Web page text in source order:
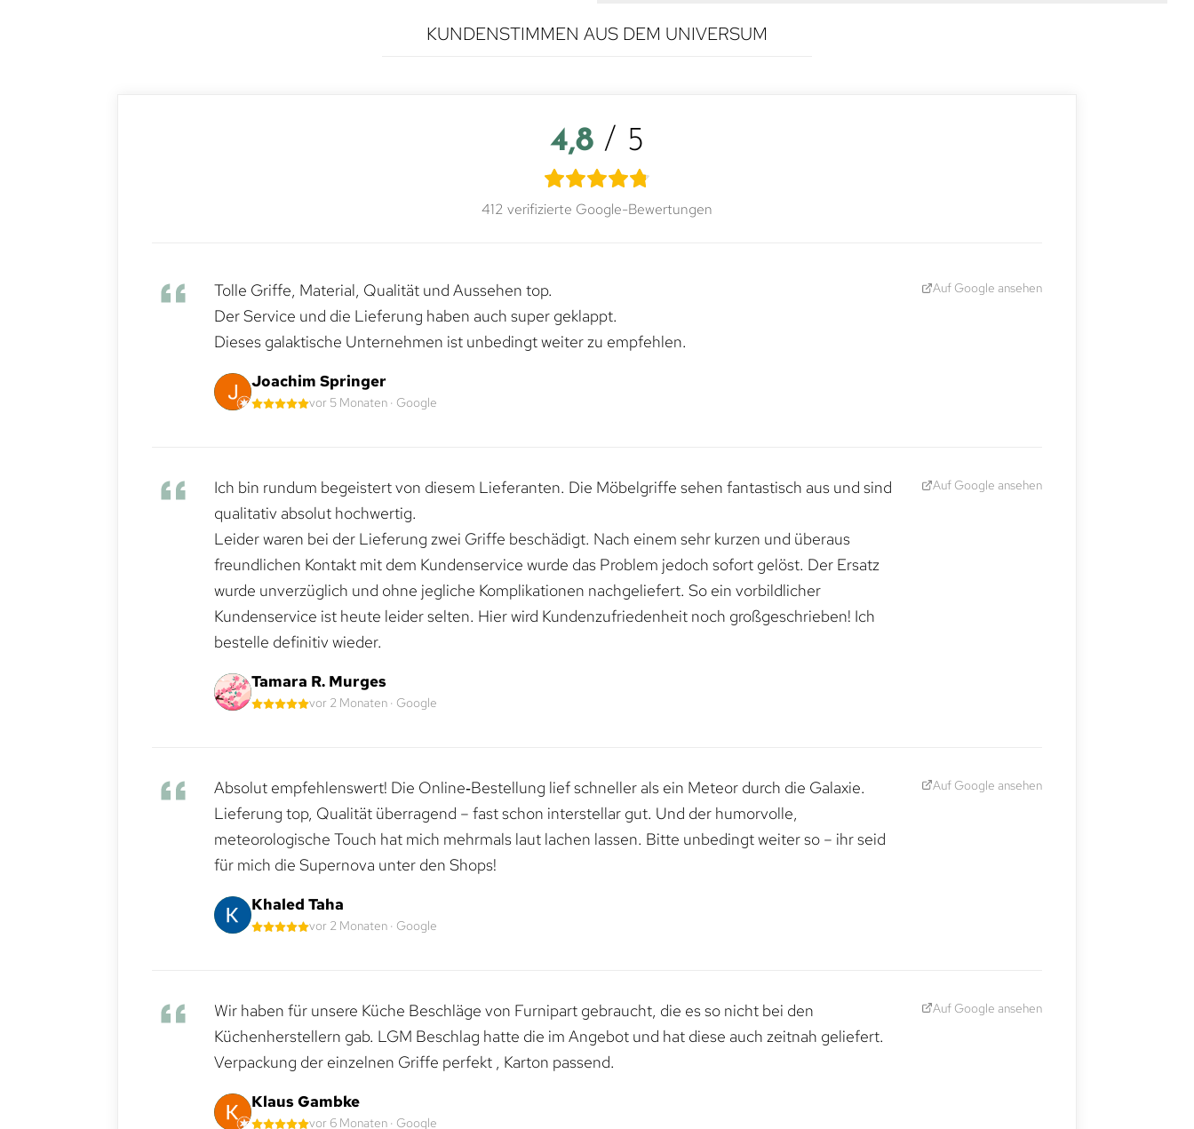
KUNDENSTIMMEN AUS DEM UNIVERSUM
4,8 / 5
412 verifizierte Google-Bewertungen
Tolle Griffe, Material, Qualität und Aussehen top.
Der Service und die Lieferung haben auch super geklappt.
Dieses galaktische Unternehmen ist unbedingt weiter zu empfehlen.
Joachim Springer
vor 5 Monaten · Google
Auf Google ansehen
Ich bin rundum begeistert von diesem Lieferanten. Die Möbelgriffe sehen fantastisch aus und sind
qualitativ absolut hochwertig.
Leider waren bei der Lieferung zwei Griffe beschädigt. Nach einem sehr kurzen und überaus
freundlichen Kontakt mit dem Kundenservice wurde das Problem jedoch sofort gelöst. Der Ersatz
wurde unverzüglich und ohne jegliche Komplikationen nachgeliefert. So ein vorbildlicher
Kundenservice ist heute leider selten. Hier wird Kundenzufriedenheit noch großgeschrieben! Ich
bestelle definitiv wieder.
Tamara R. Murges
vor 2 Monaten · Google
Auf Google ansehen
Absolut empfehlenswert! Die Online‑Bestellung lief schneller als ein Meteor durch die Galaxie.
Lieferung top, Qualität überragend – fast schon interstellar gut. Und der humorvolle,
meteorologische Touch hat mich mehrmals laut lachen lassen. Bitte unbedingt weiter so – ihr seid
für mich die Supernova unter den Shops!
Khaled Taha
vor 2 Monaten · Google
Auf Google ansehen
Wir haben für unsere Küche Beschläge von Furnipart gebraucht, die es so nicht bei den
Küchenherstellern gab. LGM Beschlag hatte die im Angebot und hat diese auch zeitnah geliefert.
Verpackung der einzelnen Griffe perfekt , Karton passend.
Klaus Gambke
vor 6 Monaten · Google
Auf Google ansehen